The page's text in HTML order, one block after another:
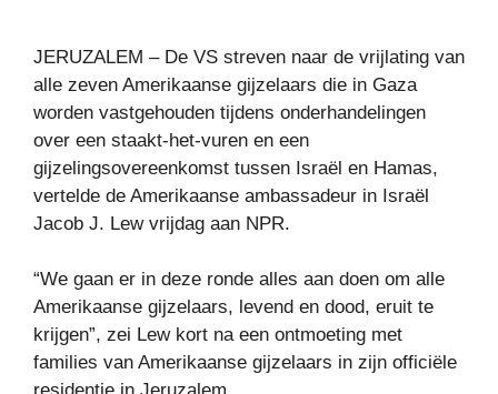
JERUZALEM – De VS streven naar de vrijlating van
alle zeven Amerikaanse gijzelaars die in Gaza
worden vastgehouden tijdens onderhandelingen
over een staakt-het-vuren en een
gijzelingsovereenkomst tussen Israël en Hamas,
vertelde de Amerikaanse ambassadeur in Israël
Jacob J. Lew vrijdag aan NPR.
“We gaan er in deze ronde alles aan doen om alle
Amerikaanse gijzelaars, levend en dood, eruit te
krijgen”, zei Lew kort na een ontmoeting met
families van Amerikaanse gijzelaars in zijn officiële